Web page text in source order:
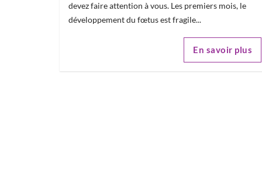
devez faire attention à vous. Les premiers mois, le
développement du fœtus est fragile...
En savoir plus